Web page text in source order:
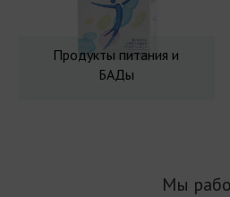
Продукты питания и
БАДы
Мы